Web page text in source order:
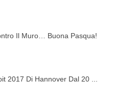
Il Muro… Buona Pasqua!
2017 Di Hannover Dal 20 ...